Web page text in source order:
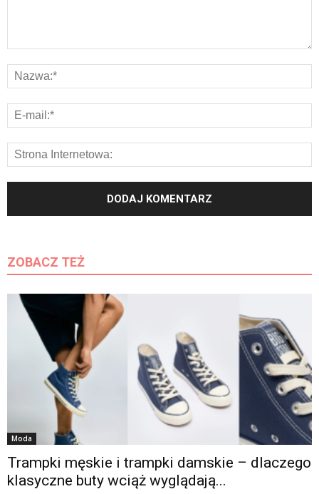
ZOBACZ TEŻ
Moda
Trampki męskie i trampki damskie – dlaczego
klasyczne buty wciąż wyglądają...